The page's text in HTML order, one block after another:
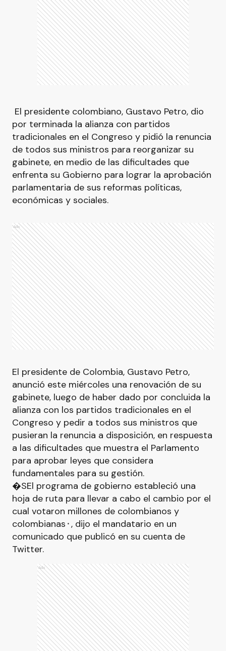
El presidente colombiano, Gustavo Petro, dio
por terminada la alianza con partidos
tradicionales en el Congreso y pidió la renuncia
de todos sus ministros para reorganizar su
gabinete, en medio de las dificultades que
enfrenta su Gobierno para lograr la aprobación
parlamentaria de sus reformas políticas,
económicas y sociales.
Ads
El presidente de Colombia, Gustavo Petro,
anunció este miércoles una renovación de su
gabinete, luego de haber dado por concluida la
alianza con los partidos tradicionales en el
Congreso y pedir a todos sus ministros que
pusieran la renuncia a disposición, en respuesta
a las dificultades que muestra el Parlamento
para aprobar leyes que considera
fundamentales para su gestión.
�SEl programa de gobierno estableció una
hoja de ruta para llevar a cabo el cambio por el
cual votaron millones de colombianos y
colombianas⬝, dijo el mandatario en un
comunicado que publicó en su cuenta de
Twitter.
Ads